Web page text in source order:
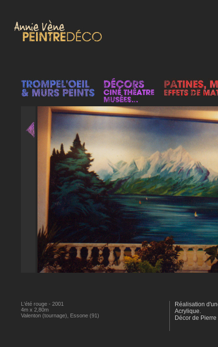
L'été rouge - 2001
4m x 2,80m
Valenton (tournage), Essone (91)
Réalisation
Acrylique.
Décor de Pierre